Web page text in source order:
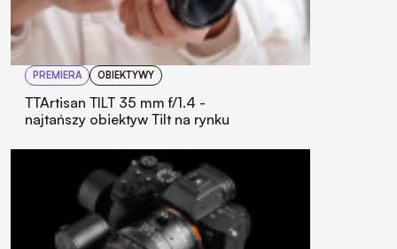
PREMIERA OBIEKTYWY
TTArtisan TILT 35 mm f/1.4 -
najtańszy obiektyw Tilt na rynku